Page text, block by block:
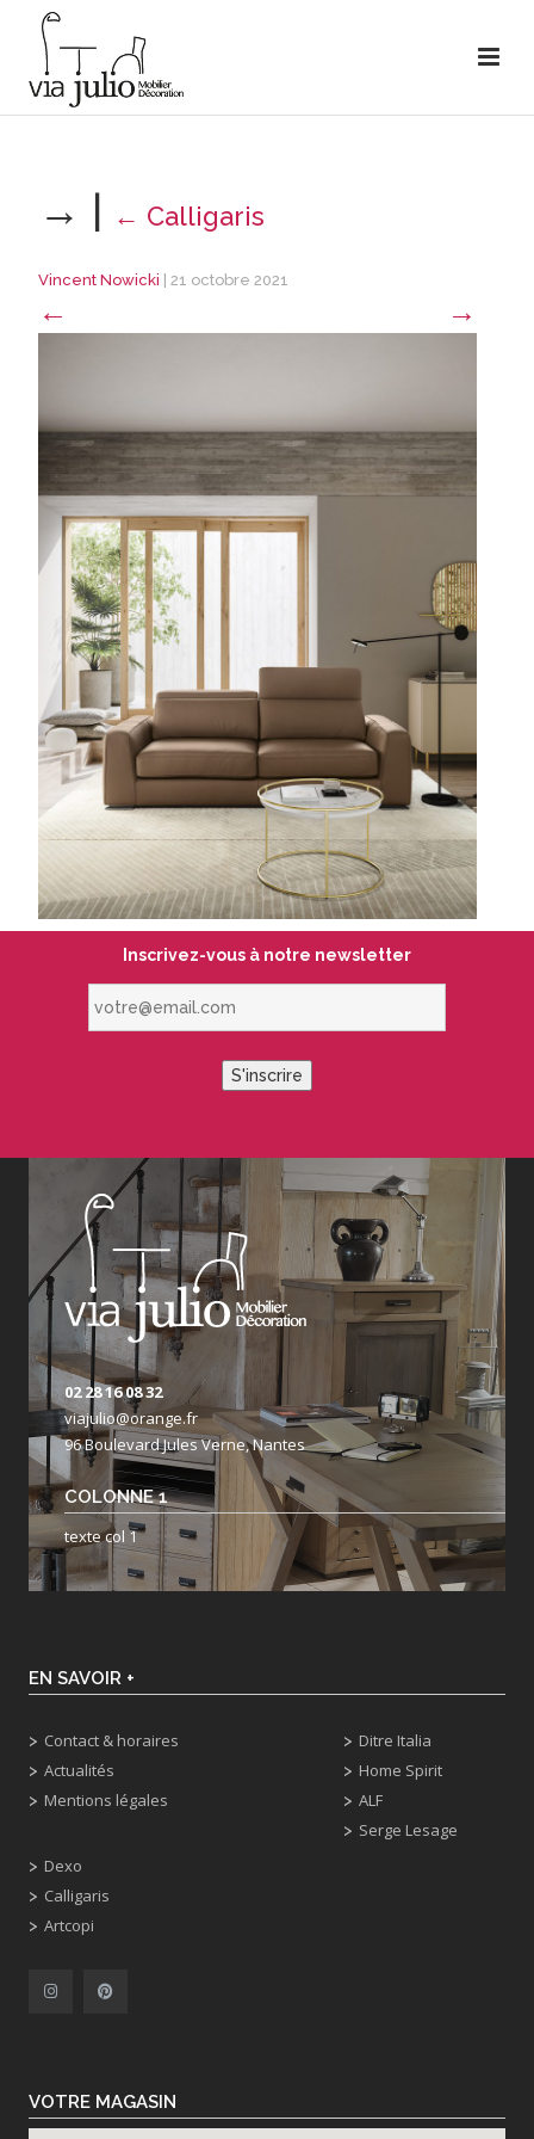
→ | ← Calligaris
Vincent Nowicki 21 octobre 2021
← →
Inscrivez-vous à notre newsletter
S'inscrire
02 28 16 08 32
viajulio@orange.fr
96 Boulevard Jules Verne, Nantes
COLONNE 1
texte col 1
EN SAVOIR +
Contact & horaires
Actualités
Mentions légales
Dexo
Calligaris
Artcopi
Ditre Italia
Home Spirit
ALF
Serge Lesage
VOTRE MAGASIN